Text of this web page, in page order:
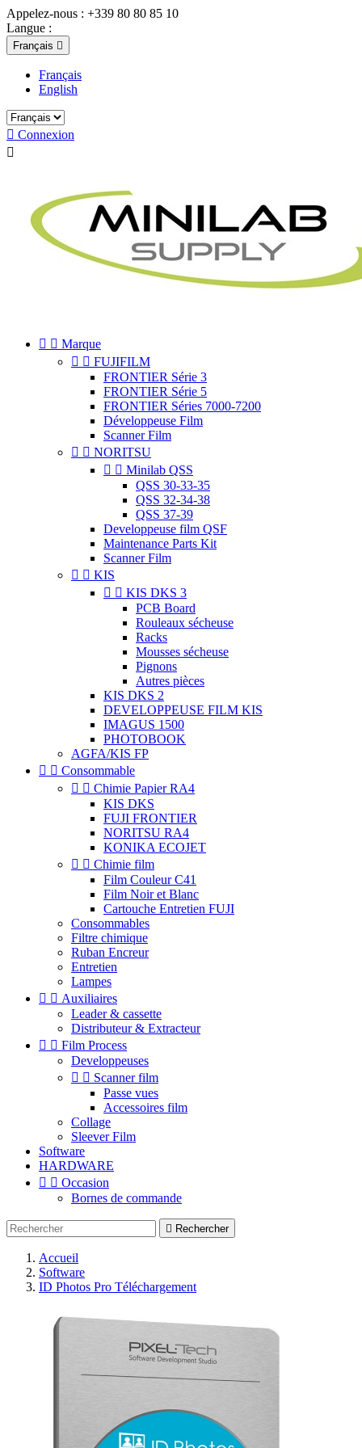
Appelez-nous : +339 80 80 85 10
Langue :
Français 
Français
English
 Connexion

  Marque
  FUJIFILM
FRONTIER Série 3
FRONTIER Série 5
FRONTIER Séries 7000-7200
Développeuse Film
Scanner Film
  NORITSU
  Minilab QSS
QSS 30-33-35
QSS 32-34-38
QSS 37-39
Developpeuse film QSF
Maintenance Parts Kit
Scanner Film
  KIS
  KIS DKS 3
PCB Board
Rouleaux sécheuse
Racks
Mousses sécheuse
Pignons
Autres pièces
KIS DKS 2
DEVELOPPEUSE FILM KIS
IMAGUS 1500
PHOTOBOOK
AGFA/KIS FP
  Consommable
  Chimie Papier RA4
KIS DKS
FUJI FRONTIER
NORITSU RA4
KONIKA ECOJET
  Chimie film
Film Couleur C41
Film Noir et Blanc
Cartouche Entretien FUJI
Consommables
Filtre chimique
Ruban Encreur
Entretien
Lampes
  Auxiliaires
Leader & cassette
Distributeur & Extracteur
  Film Process
Developpeuses
  Scanner film
Passe vues
Accessoires film
Collage
Sleever Film
Software
HARDWARE
  Occasion
Bornes de commande
 Rechercher
Accueil
Software
ID Photos Pro Téléchargement